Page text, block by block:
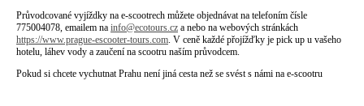
Průvodcované vyjíždky na e-scootrech můžete objednávat na telefoním čísle
775004078, emailem na info@ecotours.cz a nebo na webových stránkách
https://www.prague-escooter-tours.com. V ceně každé přojížďky je pick up u vašeho
hotelu, láhev vody a zaučení na scootru naším průvodcem.
Pokud si chcete vychutnat Prahu není jiná cesta než se svést s námi na e-scootru